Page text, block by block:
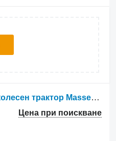
Маслена помпа Massey Ferguson MASSEY FEGUSON AGCO за колесен трактор Massey Ferguson 3080-3125-3655-3690-8130-8160
Цена при поискване